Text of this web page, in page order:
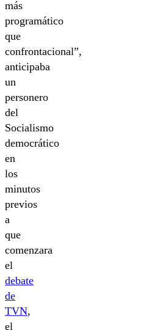
más
programático
que
confrontacional”,
anticipaba
un
personero
del
Socialismo
democrático
en
los
minutos
previos
a
que
comenzara
el
debate
de
TVN,
el